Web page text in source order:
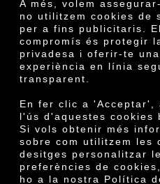
A més, volem
no utilitzem cookies de
per a fins publicitaris.
compromís és protegir
privadesa i oferir-te una
experiència en línia
transparent.
En fer clic a 'Acceptar',
l'ús d'aquestes cookies
Si vols obtenir més
sobre com utilitzem les
desitges personalitzar
preferències de
ho a la nostra Política
Cooperativa Agrícola de